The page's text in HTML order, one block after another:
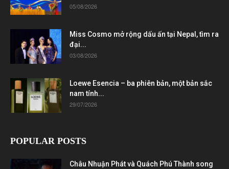
05/08/2026
Miss Cosmo mở rộng dấu ấn tại Nepal, tìm ra
đại...
03/08/2026
Loewe Esencia – ba phiên bản, một bản sắc
nam tính...
29/07/2026
POPULAR POSTS
Châu Nhuận Phát và Quách Phú Thành song